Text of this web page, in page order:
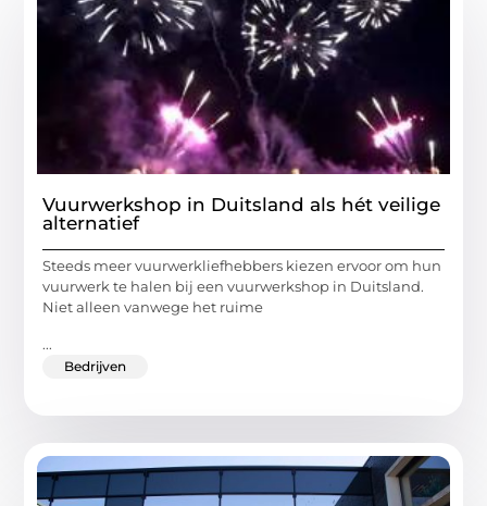
Vuurwerkshop in Duitsland als hét veilige
alternatief
Steeds meer vuurwerkliefhebbers kiezen ervoor om hun
vuurwerk te halen bij een vuurwerkshop in Duitsland.
Niet alleen vanwege het ruime
...
Bedrijven